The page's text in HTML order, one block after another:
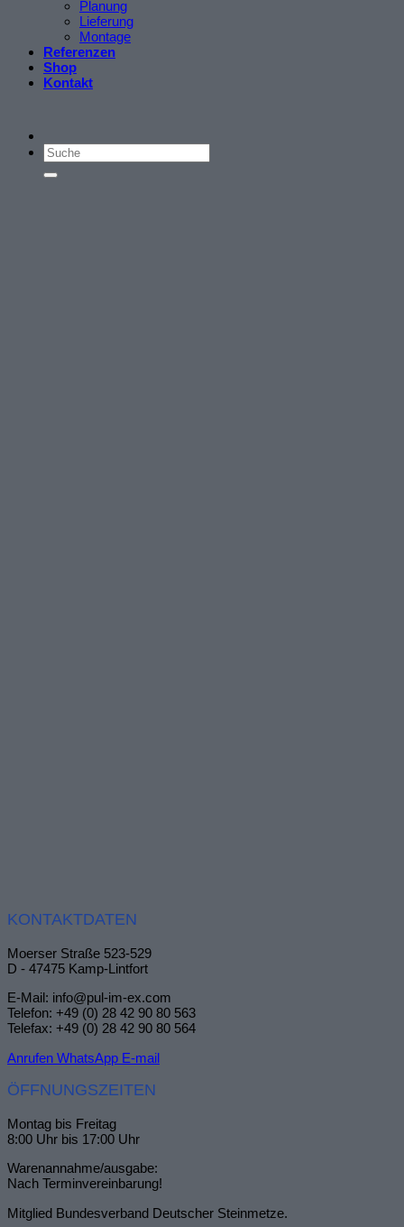
Planung
Lieferung
Montage
Referenzen
Shop
Kontakt
KONTAKTDATEN
Moerser Straße 523-529
D - 47475 Kamp-Lintfort
E-Mail: info@pul-im-ex.com
Telefon: +49 (0) 28 42 90 80 563
Telefax: +49 (0) 28 42 90 80 564
Anrufen WhatsApp E-mail
ÖFFNUNGSZEITEN
Montag bis Freitag
8:00 Uhr bis 17:00 Uhr
Warenannahme/ausgabe:
Nach Terminvereinbarung!
Mitglied Bundesverband Deutscher Steinmetze.